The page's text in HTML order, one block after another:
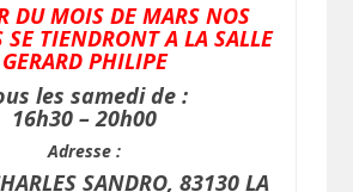
DU MOIS DE MARS NOS
SE TIENDRONT A LA SALLE
GERARD PHILIPE
les samedi de :
16h30 – 20h00
Adresse :
SANDRO, 83130 LA